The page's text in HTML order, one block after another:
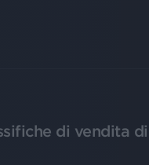
di vendita